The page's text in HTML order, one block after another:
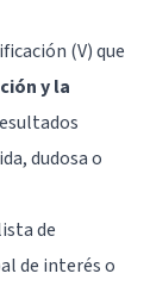
(V) que
y la
dudosa o
de
de interés o